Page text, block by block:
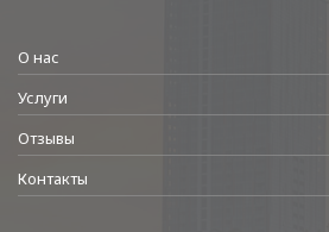
О нас
Услуги
Отзывы
Контакты